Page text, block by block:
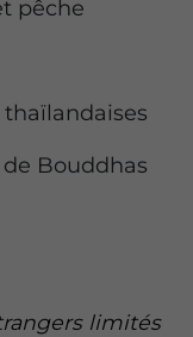
pêche
Bouddhas
limités